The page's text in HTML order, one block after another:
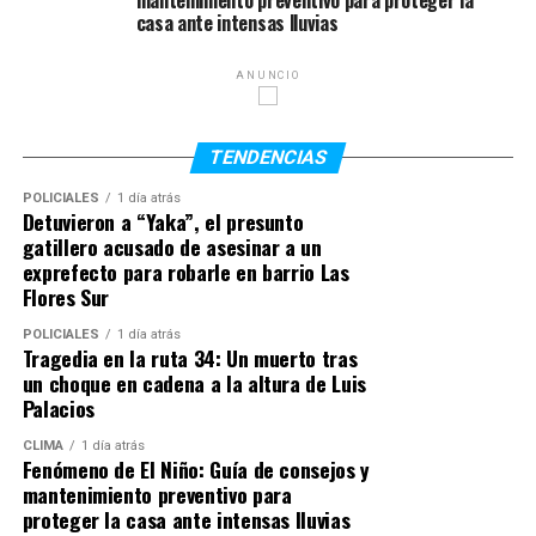
mientras caminaba sola. Tras ofrecerle trasladarla hasta
su domicilio, desviaron el recorrido previsto,
En ese contexto, uno de los agentes se trasladó al
asiento trasero y consumó el abuso sexual mediante el
uso de la fuerza. La agresión se vio interrumpida por una
modulación de la frecuencia radial del móvil.
Posteriormente, los efectivos llevaron a la joven hasta
su vivienda y la amenazaron para evitar que denunciara
(Los detalles complementarios del hecho y los datos de la
víctima se mantienen en reserva para resguardar su
El debate en el juicio oral
casa ante intensas lluvias
ANUNCIO
TENDENCIAS
POLICIALES 1 día atrás
Detuvieron a “Yaka”, el presunto
gatillero acusado de asesinar a un
exprefecto para robarle en barrio Las
Flores Sur
POLICIALES 1 día atrás
Tragedia en la ruta 34: Un muerto tras
un choque en cadena a la altura de Luis
Palacios
CLIMA 1 día atrás
Fenómeno de El Niño: Guía de consejos y
mantenimiento preventivo para
proteger la casa ante intensas lluvias